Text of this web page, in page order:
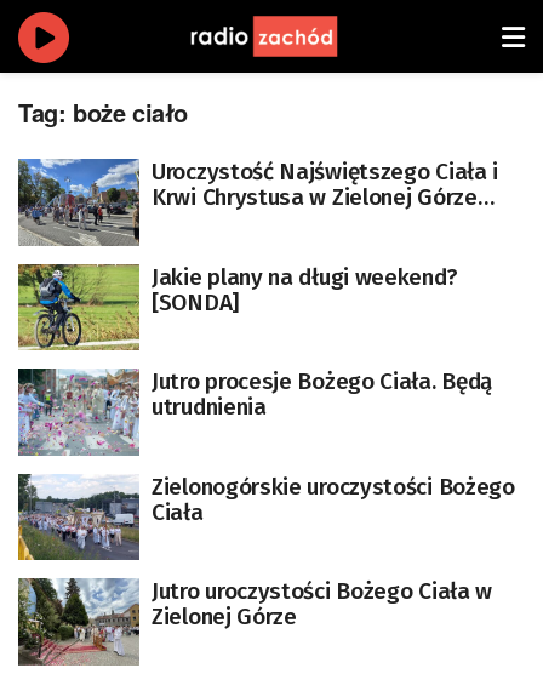
Tag: boże ciało
Uroczystość Najświętszego Ciała i
Krwi Chrystusa w Zielonej Górze
Jakie plany na długi weekend?
[SONDA]
Jutro procesje Bożego Ciała. Będą
utrudnienia
Zielonogórskie uroczystości Bożego
Ciała
Jutro uroczystości Bożego Ciała w
Zielonej Górze